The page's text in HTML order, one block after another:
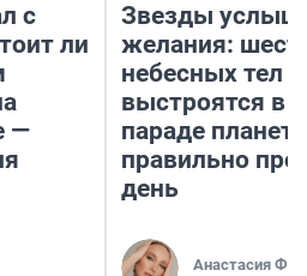
с
ли
—
Звезды
желания:
небесных тел
выстроятся в
параде планет
правильно
день
Анастасия